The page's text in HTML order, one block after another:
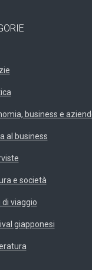
business e
al business
e società
di viaggio
giapponesi